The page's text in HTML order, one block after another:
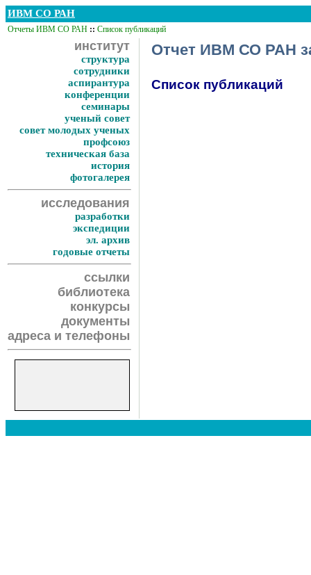
ИВМ СО РАН
Отчеты ИВМ СО РАН :: Список публикаций
институт
структура
сотрудники
аспирантура
конференции
семинары
ученый совет
совет молодых ученых
профсоюз
техническая база
история
фотогалерея
исследования
разработки
экспедиции
эл. архив
годовые отчеты
ссылки
библиотека
конкурсы
документы
адреса и телефоны
Отчет ИВМ СО РАН
Список публикаций